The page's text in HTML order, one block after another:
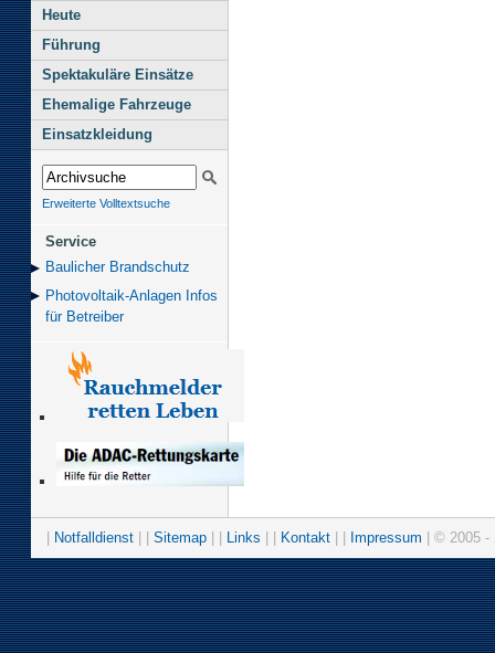
Heute
Führung
Spektakuläre Einsätze
Ehemalige Fahrzeuge
Einsatzkleidung
Erweiterte Volltextsuche
Service
Baulicher Brand­schutz
Photovoltaik-Anlagen Infos
für Betreiber
Notfalldienst Sitemap Links Kontakt Impressum | © 2005 -